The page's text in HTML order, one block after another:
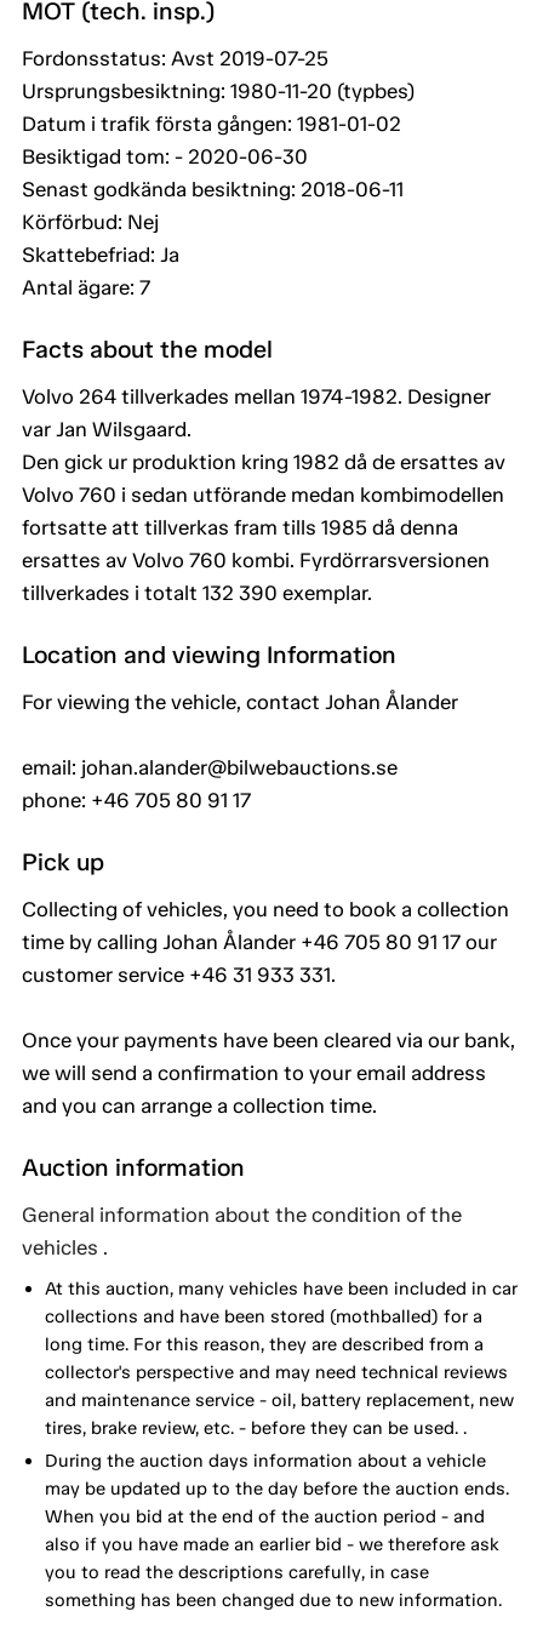
MOT (tech. insp.)
Fordonsstatus: Avst 2019-07-25
Ursprungsbesiktning: 1980-11-20 (typbes)
Datum i trafik första gången: 1981-01-02
Besiktigad tom: - 2020-06-30
Senast godkända besiktning: 2018-06-11
Körförbud: Nej
Skattebefriad: Ja
Antal ägare: 7
Facts about the model
Volvo 264 tillverkades mellan 1974-1982. Designer
var Jan Wilsgaard.
Den gick ur produktion kring 1982 då de ersattes av
Volvo 760 i sedan utförande medan kombimodellen
fortsatte att tillverkas fram tills 1985 då denna
ersattes av Volvo 760 kombi. Fyrdörrarsversionen
tillverkades i totalt 132 390 exemplar.
Location and viewing Information
For viewing the vehicle, contact Johan Ålander
email: johan.alander@bilwebauctions.se
phone: +46 705 80 91 17
Pick up
Collecting of vehicles, you need to book a collection
time by calling Johan Ålander +46 705 80 91 17 our
customer service +46 31 933 331.
Once your payments have been cleared via our bank,
we will send a confirmation to your email address
and you can arrange a collection time.
Auction information
General information about the condition of the
vehicles .
At this auction, many vehicles have been included in car
collections and have been stored (mothballed) for a
long time. For this reason, they are described from a
collector's perspective and may need technical reviews
and maintenance service - oil, battery replacement, new
tires, brake review, etc. - before they can be used. .
During the auction days information about a vehicle
may be updated up to the day before the auction ends.
When you bid at the end of the auction period - and
also if you have made an earlier bid - we therefore ask
you to read the descriptions carefully, in case
something has been changed due to new information.